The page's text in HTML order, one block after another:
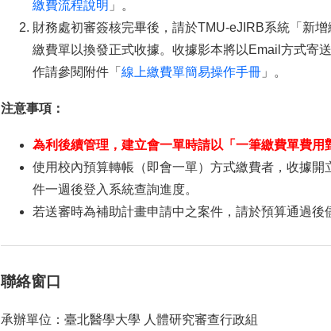
繳費流程說明 」。
財務處初審簽核完畢後，請於TMU-eJIRB系統「新
繳費單以換發正式收據。收據影本將以Email方式寄
作請參閱附件「 線上繳費單簡易操作手冊 」。
注意事項：
為利後續管理，建立會一單時請以「一筆繳費單費用
使用校內預算轉帳（即會一單）方式繳費者，收據
件一週後登入系統查詢進度。
若送審時為補助計畫申請中之案件，請於預算通過
聯絡窗口
承辦單位：臺北醫學大學 人體研究審查行政組